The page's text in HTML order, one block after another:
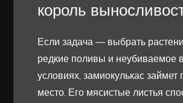
король
Если задача — выбрать
редкие поливы и неубиваемое
условиях, замиокулькас займет
место. Его мясистые листья